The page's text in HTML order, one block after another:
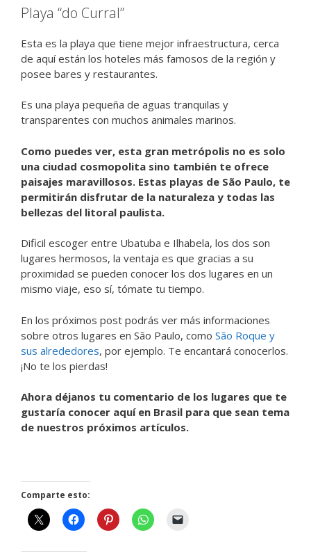
Playa “do Curral”
Esta es la playa que tiene mejor infraestructura, cerca
de aquí están los hoteles más famosos de la región y
posee bares y restaurantes.
Es una playa pequeña de aguas tranquilas y
transparentes con muchos animales marinos.
Como puedes ver, esta gran metrópolis no es solo
una ciudad cosmopolita sino también te ofrece
paisajes maravillosos. Estas playas de São Paulo, te
permitirán disfrutar de la naturaleza y todas las
bellezas del litoral paulista.
Dificil escoger entre Ubatuba e Ilhabela, los dos son
lugares hermosos, la ventaja es que gracias a su
proximidad se pueden conocer los dos lugares en un
mismo viaje, eso sí, tómate tu tiempo.
En los próximos post podrás ver más informaciones
sobre otros lugares en São Paulo, como São Roque y
sus alrededores, por ejemplo. Te encantará conocerlos.
¡No te los pierdas!
Ahora déjanos tu comentario de los lugares que te
gustaría conocer aquí en Brasil para que sean tema
de nuestros próximos artículos.
Comparte esto: